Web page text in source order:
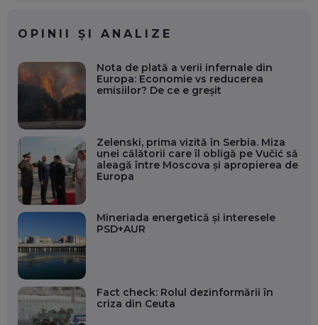
OPINII ȘI ANALIZE
Nota de plată a verii infernale din
Europa: Economie vs reducerea
emisiilor? De ce e greșit
Zelenski, prima vizită în Serbia. Miza
unei călătorii care îl obligă pe Vučić să
aleagă între Moscova și apropierea de
Europa
Mineriada energetică și interesele
PSD+AUR
Fact check: Rolul dezinformării în
criza din Ceuta